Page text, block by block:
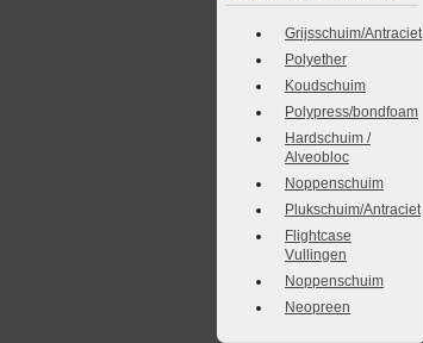
Grijsschuim/Antraciet
Polyether
Koudschuim
Polypress/bondfoam
Hardschuim /
Alveobloc
Noppenschuim
Plukschuim/Antraciet
Flightcase
Vullingen
Noppenschuim
Neopreen